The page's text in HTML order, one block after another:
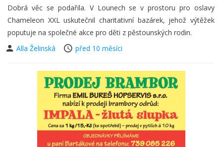
Dobrá věc se podařila. V Lounech se v prostoru pro oslavy
Chameleon XXL uskutečnil charitativní bazárek, jehož výtěžek
poputuje na společné akce pro děti z pěstounských rodin.
Alla Želinská
před 10 měsíci